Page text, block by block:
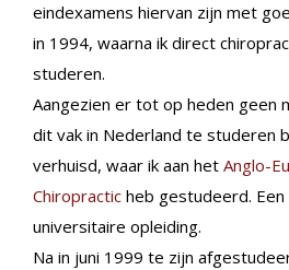
eindexamens hiervan zijn met
in 1994, waarna ik direct
studeren.
Aangezien er tot op heden geen
dit vak in Nederland te studeren
verhuisd, waar ik aan het Anglo-
Chiropractic heb gestudeerd.
universitaire opleiding.
Na in juni 1999 te zijn